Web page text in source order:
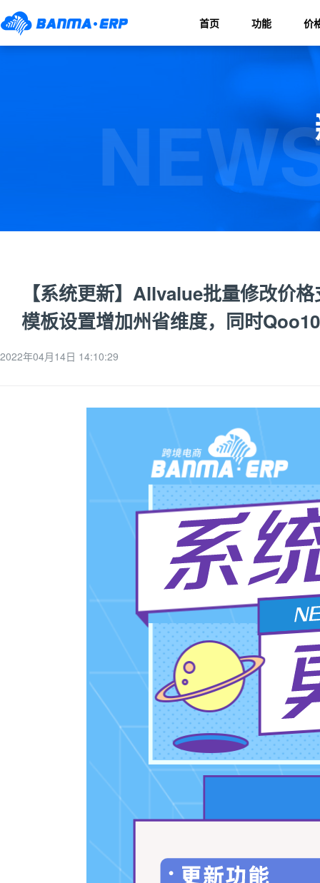
首页 功能 价
【系统更新】Allvalue批量修改价
模板设置增加州省维度，同时
2022年04月14日 14:10:29